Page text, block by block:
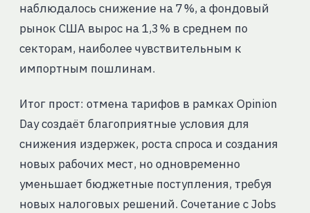
наблюдалось снижение на 7 %, а фондовый
рынок США вырос на 1,3 % в среднем по
секторам, наиболее чувствительным к
импортным пошлинам.
Итог прост: отмена тарифов в рамках Opinion
Day создаёт благоприятные условия для
снижения издержек, роста спроса и создания
новых рабочих мест, но одновременно
уменьшает бюджетные поступления, требуя
новых налоговых решений. Сочетание с Jobs